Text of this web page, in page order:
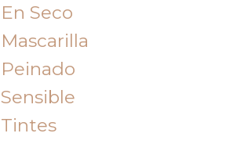
En Seco
Mascarilla
Peinado
Sensible
Tintes